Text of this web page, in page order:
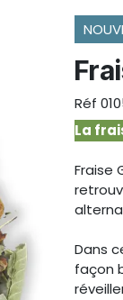
Réf
La
Fraise
Dans
façon